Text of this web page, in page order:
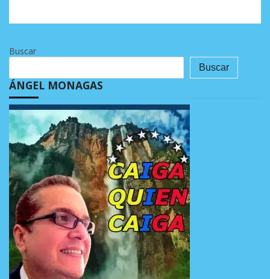
Buscar
Buscar
ÁNGEL MONAGAS